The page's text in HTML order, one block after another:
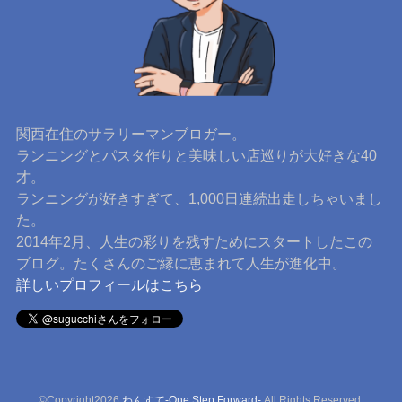
関西在住のサラリーマンブロガー。
ランニングとパスタ作りと美味しい店巡りが大好きな40
才。
ランニングが好きすぎて、1,000日連続出走しちゃいまし
た。
2014年2月、人生の彩りを残すためにスタートしたこの
ブログ。たくさんのご縁に恵まれて人生が進化中。
詳しいプロフィールはこちら